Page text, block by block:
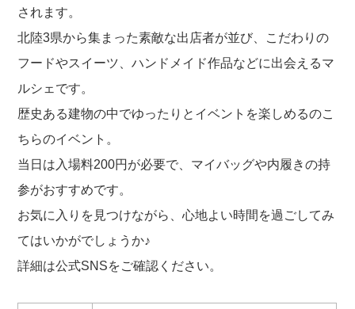
されます。
北陸3県から集まった素敵な出店者が並び、こだわりの
フードやスイーツ、ハンドメイド作品などに出会えるマ
ルシェです。
歴史ある建物の中でゆったりとイベントを楽しめるのこ
ちらのイベント。
当日は入場料200円が必要で、マイバッグや内履きの持
参がおすすめです。
お気に入りを見つけながら、心地よい時間を過ごしてみ
てはいかがでしょうか♪
詳細は公式SNSをご確認ください。